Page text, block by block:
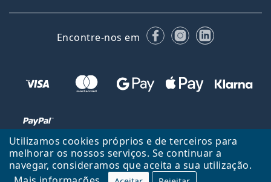
Utilizamos cookies próprios e de terceiros para
melhorar os nossos serviços. Se continuar a
navegar, consideramos que aceita a sua utilização.
Encontre-nos em FacebookInstagram
LinkedIn
Voltar ao início Cima